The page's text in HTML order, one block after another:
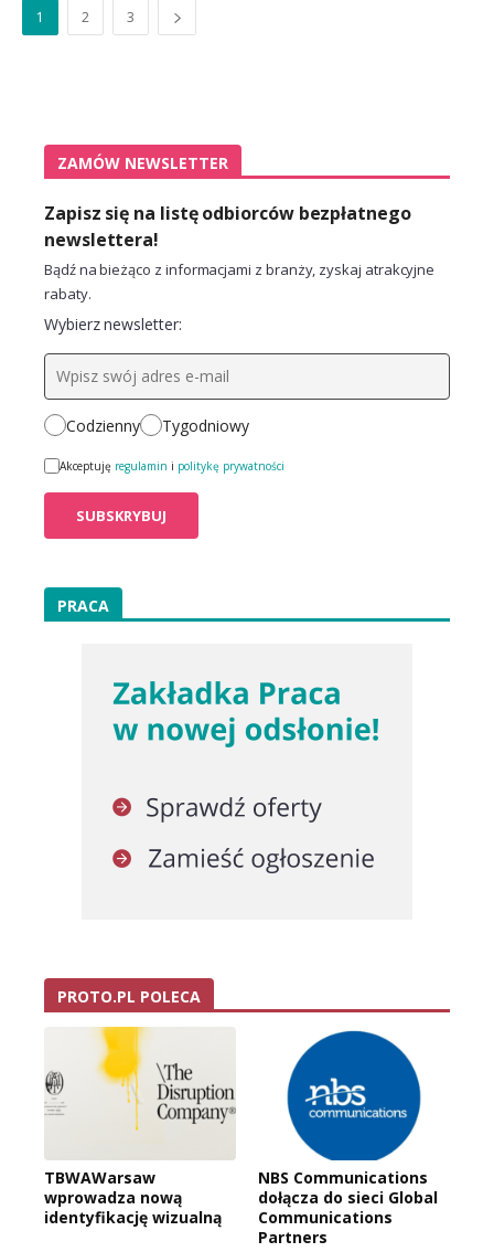
1 2 3
ZAMÓW NEWSLETTER
Zapisz się na listę odbiorców bezpłatnego
newslettera!
Bądź na bieżąco z informacjami z branży, zyskaj atrakcyjne
rabaty.
Wybierz newsletter:
Codzienny Tygodniowy
Akceptuję regulamin i politykę prywatności
PRACA
PROTO.PL POLECA
TBWAWarsaw
wprowadza nową
identyfikację wizualną
NBS Communications
dołącza do sieci Global
Communications
Partners